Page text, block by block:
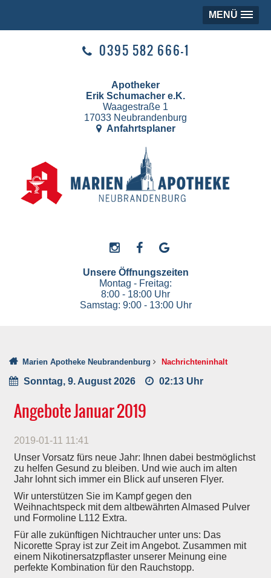
MENÜ
0395 582 666-1
Apotheker
Erik Schumacher e.K.
Waagestraße 1
17033 Neubrandenburg
Anfahrtsplaner
Unsere Öffnungszeiten
Montag - Freitag:
8:00 - 18:00 Uhr
Samstag: 9:00 - 13:00 Uhr
Marien Apotheke Neubrandenburg Nachrichteninhalt
Sonntag, 9. August 2026 02:13 Uhr
Angebote Januar 2019
2019-01-11 11:41
Unser Vorsatz fürs neue Jahr: Ihnen dabei bestmöglichst
zu helfen Gesund zu bleiben. Und wie auch im alten
Jahr lohnt sich immer ein Blick auf unseren Flyer.
Wir unterstützen Sie im Kampf gegen den
Weihnachtspeck mit dem altbewährten Almased Pulver
und Formoline L112 Extra.
Für alle zukünftigen Nichtraucher unter uns: Das
Nicorette Spray ist zur Zeit im Angebot. Zusammen mit
einem Nikotinersatzpflaster unserer Meinung eine
perfekte Kombination für den Rauchstopp.